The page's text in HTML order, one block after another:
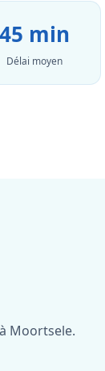
45 min
Délai moyen
Moortsele.